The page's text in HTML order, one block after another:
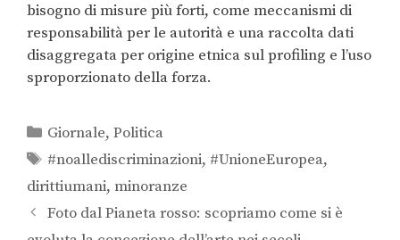
bisogno di misure più forti, come meccanismi di
responsabilità per le autorità e una raccolta dati
disaggregata per origine etnica sul profiling e l’uso
sproporzionato della forza.
Giornale,Politica
#noallediscriminazioni, #UnioneEuropea,
dirittiumani, minoranze
Foto dal Pianeta rosso: scopriamo come si è